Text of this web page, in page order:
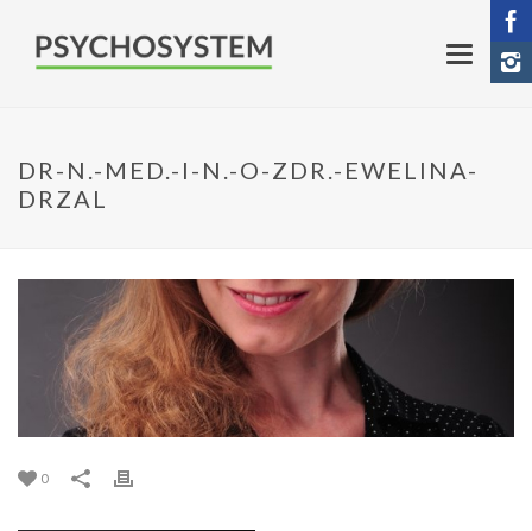
DR-N.-MED.-I-N.-O-ZDR.-EWELINA-
DRZAL
0